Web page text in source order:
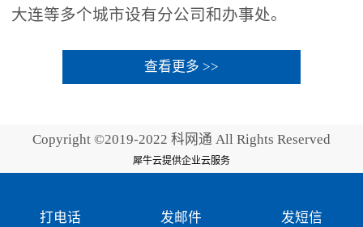
大连等多个城市设有分公司和办事处。
查看更多 >>
Copyright ©2019-2022 科网通 All Rights Reserved
犀牛云提供企业云服务
打电话 发邮件 发短信